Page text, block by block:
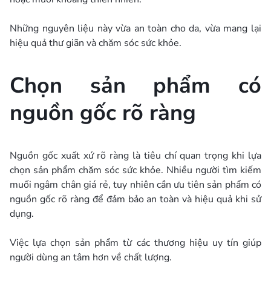
Những nguyên liệu này vừa an toàn cho da, vừa mang lại
hiệu quả thư giãn và chăm sóc sức khỏe.
Chọn sản phẩm có
nguồn gốc rõ ràng
Nguồn gốc xuất xứ rõ ràng là tiêu chí quan trọng khi lựa
chọn sản phẩm chăm sóc sức khỏe. Nhiều người tìm kiếm
muối ngâm chân giá rẻ, tuy nhiên cần ưu tiên sản phẩm có
nguồn gốc rõ ràng để đảm bảo an toàn và hiệu quả khi sử
dụng.
Việc lựa chọn sản phẩm từ các thương hiệu uy tín giúp
người dùng an tâm hơn về chất lượng.